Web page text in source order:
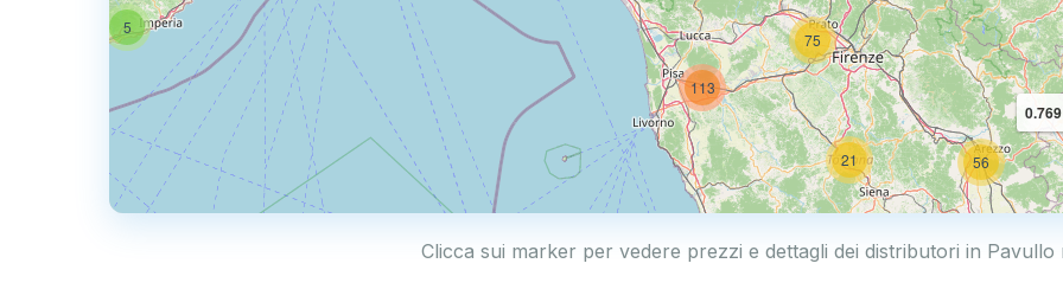
5
113
21
75
56
Clicca sui marker per vedere prezzi e dettagli dei distributori in Pavullo